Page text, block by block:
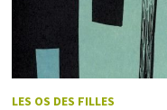
LES OS DES FILLES